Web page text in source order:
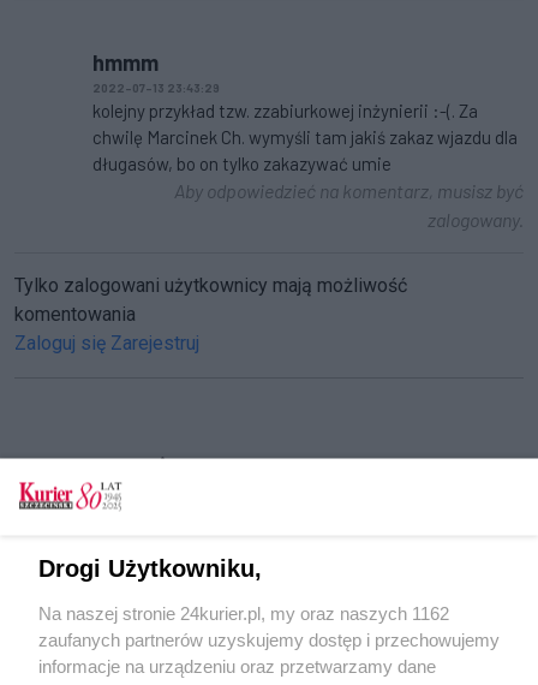
hmmm
2022-07-13 23:43:29
kolejny przykład tzw. zzabiurkowej inżynierii :-(. Za
chwilę Marcinek Ch. wymyśli tam jakiś zakaz wjazdu dla
długasów, bo on tylko zakazywać umie
Aby odpowiedzieć na komentarz, musisz być
zalogowany.
Tylko zalogowani użytkownicy mają możliwość
komentowania
Zaloguj się Zarejestruj
CZYTAJ TAKŻE
Gwoździem do drzewa
Tłuką, mażą, zaśmiecają. Płacimy za wandali,
którym na drodze stają… wiaty przystankowe
Karygodna dewastacja na pl. Adamowicza w
Szczecinie
Drogi Użytkowniku,
Na naszej stronie 24kurier.pl, my oraz naszych 1162
zaufanych partnerów uzyskujemy dostęp i przechowujemy
informacje na urządzeniu oraz przetwarzamy dane